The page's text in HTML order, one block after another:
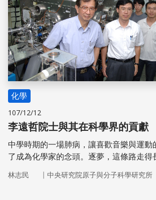
化學
107/12/12
李遠哲院士與其在科學界的貢獻
中學時期的一場肺病，讓喜歡音樂與運動
了成為化學家的念頭。逐夢，這條路走得
是組裝出世界第一部交叉分子儀，還是在
林志民 ｜ 中央研究院原子與分子科學研究所